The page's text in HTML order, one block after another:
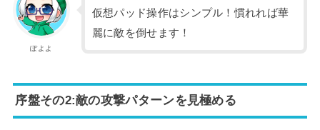
ぽよよ
仮想パッド操作はシンプル！慣れれば華
麗に敵を倒せます！
序盤その2:敵の攻撃パターンを見極める